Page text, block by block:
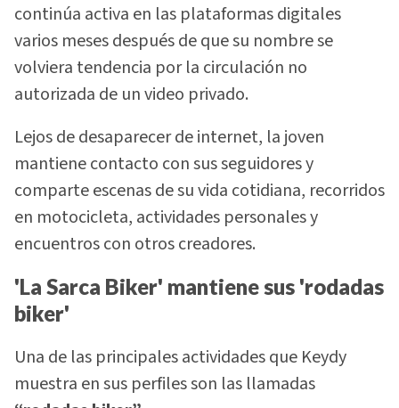
continúa activa en las plataformas digitales
varios meses después de que su nombre se
volviera tendencia por la circulación no
autorizada de un video privado.
Lejos de desaparecer de internet, la joven
mantiene contacto con sus seguidores y
comparte escenas de su vida cotidiana, recorridos
en motocicleta, actividades personales y
encuentros con otros creadores.
'La Sarca Biker' mantiene sus 'rodadas
biker'
Una de las principales actividades que Keydy
muestra en sus perfiles son las llamadas